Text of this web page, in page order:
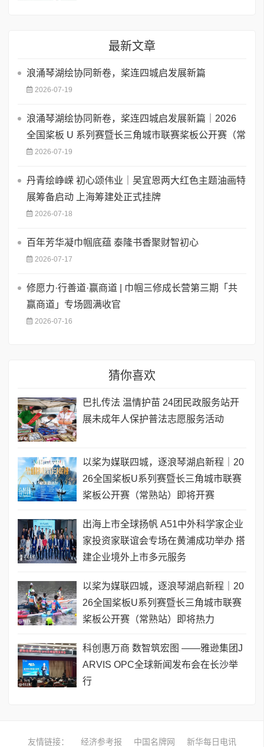
最新文章
浪涌琴湖绘协同新卷，桨连四城启发展新篇
2026-07-19
浪涌琴湖绘协同新卷，桨连四城启发展新篇｜2026
全国桨板 U 系列赛暨长三角城市联赛桨板公开赛（常
2026-07-19
丹青绘峥嵘 初心颂伟业｜吴宜恩两大红色主题油画特
展筹备启动 上海筹建处正式挂牌
2026-07-18
百年芳华凝巾帼底蕴 泰隆书香聚财智初心
2026-07-17
修愿力·行善道·赢商道 | 巾帼三修成长营第三期「共
赢商道」专场圆满收官
2026-07-16
猜你喜欢
巴扎传法 温情护苗 24团民政服务站开
展未成年人保护普法志愿服务活动
以桨为媒联四城，逐浪琴湖启新程｜20
26全国桨板U系列赛暨长三角城市联赛
桨板公开赛（常熟站）即将开赛
出海上市全球扬帆 A51中外科学家企业
家投资家联谊会专场在黄浦成功举办 搭
建企业境外上市多元服务
以桨为媒联四城，逐浪琴湖启新程｜20
26全国桨板U系列赛暨长三角城市联赛
桨板公开赛（常熟站）即将热力
科创惠万商 数智筑宏图 ——雅逊集团J
ARVIS OPC全球新闻发布会在长沙举
行
友情链接： 经济参考报 中国名牌网 新华每日电讯